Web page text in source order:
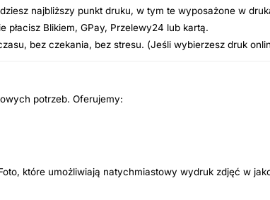
najbliższy punkt druku, w tym te wyposażone w
Blikiem, GPay, Przelewy24 lub kartą.
bez czekania, bez stresu. (Jeśli wybierzesz druk
potrzeb. Oferujemy:
które umożliwiają natychmiastowy wydruk zdjęć w